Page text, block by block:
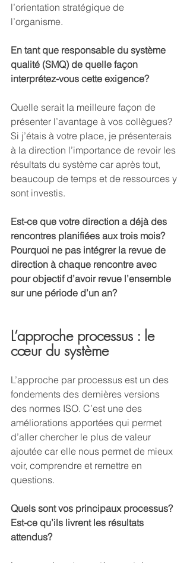
l’orientation stratégique de
l’organisme.
En tant que responsable du système
qualité (SMQ) de quelle façon
interprétez-vous cette exigence?
Quelle serait la meilleure façon de
présenter l’avantage à vos collègues?
Si j’étais à votre place, je présenterais
à la direction l’importance de revoir les
résultats du système car après tout,
beaucoup de temps et de ressources y
sont investis.
Est-ce que votre direction a déjà des
rencontres planifiées aux trois mois?
Pourquoi ne pas intégrer la revue de
direction à chaque rencontre avec
pour objectif d’avoir revue l’ensemble
sur une période d’un an?
L’approche processus : le
cœur du système
L’approche par processus est un des
fondements des dernières versions
des normes ISO. C’est une des
améliorations apportées qui permet
d’aller chercher le plus de valeur
ajoutée car elle nous permet de mieux
voir, comprendre et remettre en
questions.
Quels sont vos principaux processus?
Est-ce qu’ils livrent les résultats
attendus?